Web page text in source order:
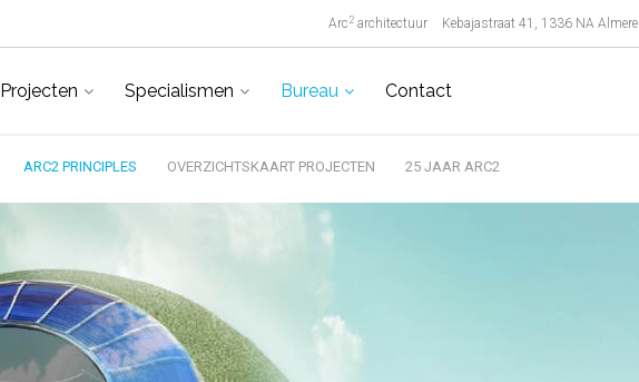
Arc 2 architectuur Kebajastraat 41, 1336 NA Almere
Projecten Specialismen Bureau Contact
ARC2 PRINCIPLES OVERZICHTSKAART PROJECTEN 25 JAAR ARC2